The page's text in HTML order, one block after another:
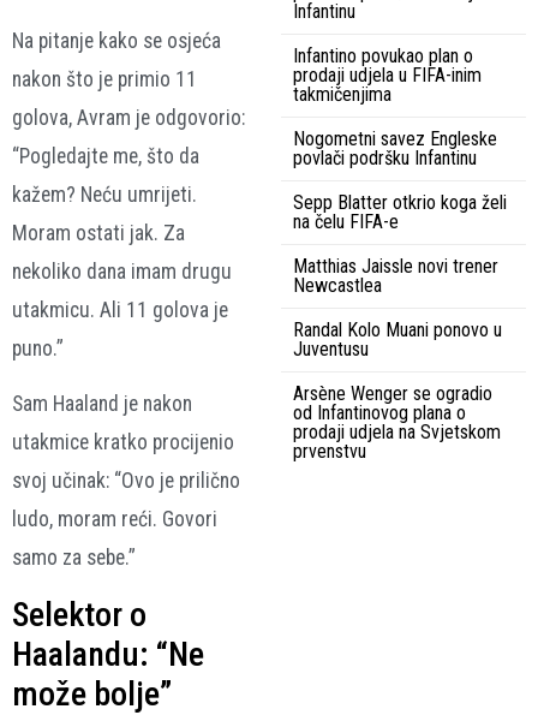
Na pitanje kako se osjeća
nakon što je primio 11
golova, Avram je odgovorio:
“Pogledajte me, što da
kažem? Neću umrijeti.
Moram ostati jak. Za
nekoliko dana imam drugu
utakmicu. Ali 11 golova je
puno.”
Sam Haaland je nakon
utakmice kratko procijenio
svoj učinak: “Ovo je prilično
ludo, moram reći. Govori
samo za sebe.”
Selektor o
Haalandu: “Ne
može bolje”
Infantinu
Infantino povukao plan o
prodaji udjela u FIFA-inim
takmičenjima
Nogometni savez Engleske
povlači podršku Infantinu
Sepp Blatter otkrio koga želi
na čelu FIFA-e
Matthias Jaissle novi trener
Newcastlea
Randal Kolo Muani ponovo u
Juventusu
Arsène Wenger se ogradio
od Infantinovog plana o
prodaji udjela na Svjetskom
prvenstvu